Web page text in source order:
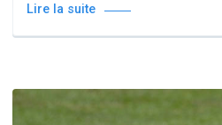
Lire la suite